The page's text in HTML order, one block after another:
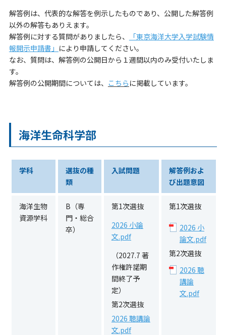
解答例は、代表的な解答を例示したものであり、公開した解答例
以外の解答もありえます。
解答例に対する質問がありましたら、
「東京海洋大学入学試験情
報開示申請書」 により申請してください。
なお、質問は、解答例の公開日から１週間以内のみ受付いたしま
す。
解答例の公開期間については、 こちら に掲載しています。
海洋生命科学部
学科
選抜の種
類
入試問題
解答例およ
び出題意図
海洋生物
資源学科
B（専
門・総合
卒）
第1次選抜
2026 小論
文.pdf
（2027.7 著
作権許諾期
間終了予
定）
第2次選抜
2026 聴講論
文.pdf
第1次選抜
2026 小
論文.pdf
第2次選抜
2026 聴
講論
文.pdf